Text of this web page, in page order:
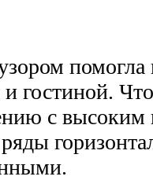
гостиной.
с высоким